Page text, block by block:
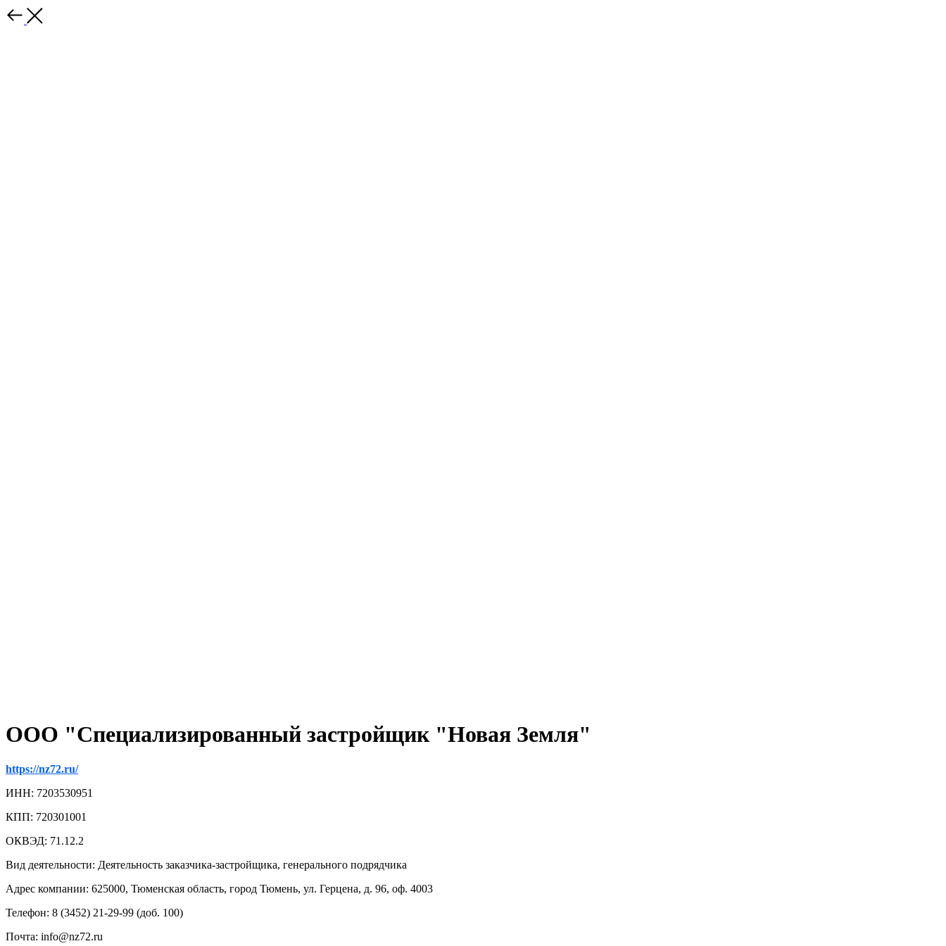
ООО "Специализированный застройщик "Новая Земля"
https://nz72.ru/
ИНН: 7203530951
КПП: 720301001
ОКВЭД: 71.12.2
Вид деятельности: Деятельность заказчика-застройщика, генерального подрядчика
Адрес компании: 625000, Тюменская область, город Тюмень, ул. Герцена, д. 96, оф. 4003
Телефон: 8 (3452) 21-29-99 (доб. 100)
Почта: info@nz72.ru